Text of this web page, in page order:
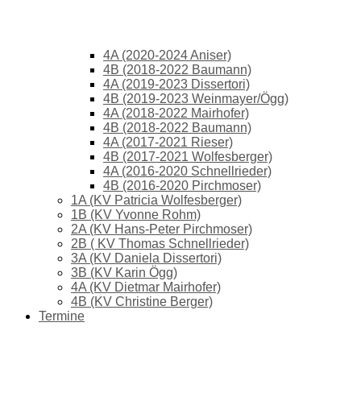
4A (2020-2024 Aniser)
4B (2018-2022 Baumann)
4A (2019-2023 Dissertori)
4B (2019-2023 Weinmayer/Ögg)
4A (2018-2022 Mairhofer)
4B (2018-2022 Baumann)
4A (2017-2021 Rieser)
4B (2017-2021 Wolfesberger)
4A (2016-2020 Schnellrieder)
4B (2016-2020 Pirchmoser)
1A (KV Patricia Wolfesberger)
1B (KV Yvonne Rohm)
2A (KV Hans-Peter Pirchmoser)
2B ( KV Thomas Schnellrieder)
3A (KV Daniela Dissertori)
3B (KV Karin Ögg)
4A (KV Dietmar Mairhofer)
4B (KV Christine Berger)
Termine